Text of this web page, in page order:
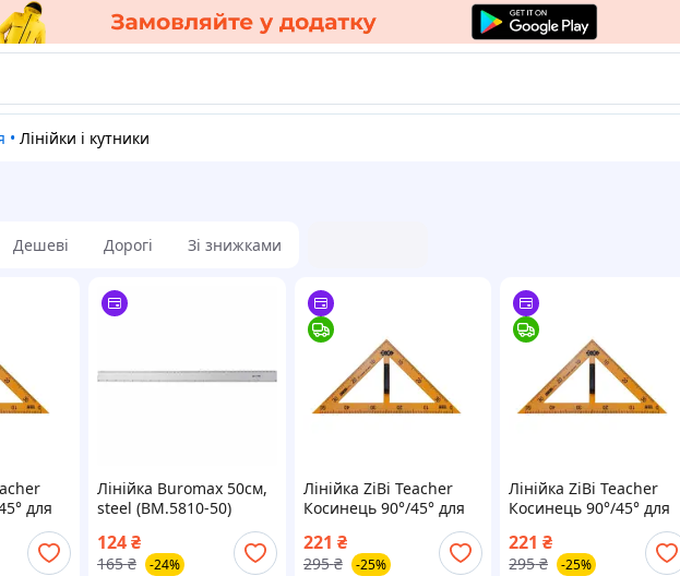
• Лінійки і кутники
Дешеві Дорогі Зі знижками
для
50 см,
Лінійка Buromax 50см,
steel (BM.5810-50)
124₴
165 ₴ -24%
Лінійка ZiBi Teacher
Косинець 90°/45° для
шкільної дошки 50 см,
жовтий (ZB.5639)
221 ₴
295 ₴ -25%
Лінійка ZiBi Teacher
Косинець 90°/45° для
шкільної дошки 50 см,
жовтий (ZB.5639)
221 ₴
295 ₴ -25%